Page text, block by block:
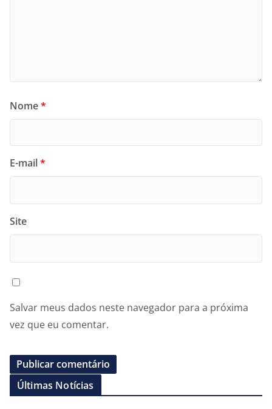
Nome*
E-mail*
Site
Salvar meus dados neste navegador para a próxima
vez que eu comentar.
Últimas Notícias